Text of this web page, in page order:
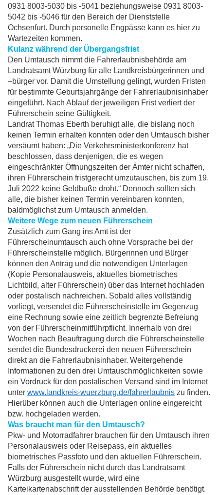
0931 8003-5030 bis -5041 beziehungsweise 0931 8003-
5042 bis -5046 für den Bereich der Dienststelle
Ochsenfurt. Durch personelle Engpässe kann es hier zu
Wartezeiten kommen.
Kulanz während der Übergangsfrist
Den Umtausch nimmt die Fahrerlaubnisbehörde am
Landratsamt Würzburg für alle Landkreisbürgerinnen und
–bürger vor. Damit die Umstellung gelingt, wurden Fristen
für bestimmte Geburtsjahrgänge der Fahrerlaubnisinhaber
eingeführt. Nach Ablauf der jeweiligen Frist verliert der
Führerschein seine Gültigkeit.
Landrat Thomas Eberth beruhigt alle, die bislang noch
keinen Termin erhalten konnten oder den Umtausch bisher
versäumt haben: „Die Verkehrsministerkonferenz hat
beschlossen, dass denjenigen, die es wegen
eingeschränkter Öffnungszeiten der Ämter nicht schaffen,
ihren Führerschein fristgerecht umzutauschen, bis zum 19.
Juli 2022 keine Geldbuße droht.“ Dennoch sollten sich
alle, die bisher keinen Termin vereinbaren konnten,
baldmöglichst zum Umtausch anmelden.
Weitere Wege zum neuen Führerschein
Zusätzlich zum Gang ins Amt ist der
Führerscheinumtausch auch ohne Vorsprache bei der
Führerscheinstelle möglich. Bürgerinnen und Bürger
können den Antrag und die notwendigen Unterlagen
(Kopie Personalausweis, aktuelles biometrisches
Lichtbild, alter Führerschein) über das Internet hochladen
oder postalisch nachreichen. Sobald alles vollständig
vorliegt, versendet die Führerscheinstelle im Gegenzug
eine Rechnung sowie eine zeitlich begrenzte Befreiung
von der Führerscheinmitführpflicht. Innerhalb von drei
Wochen nach Beauftragung durch die Führerscheinstelle
sendet die Bundesdruckerei den neuen Führerschein
direkt an die Fahrerlaubnisinhaber. Weitergehende
Informationen zu den drei Umtauschmöglichkeiten sowie
ein Vordruck für den postalischen Versand sind im Internet
unter www.landkreis-wuerzburg.de/fahrerlaubnis zu finden.
Hierüber können auch die Unterlagen online eingereicht
bzw. hochgeladen werden.
Was braucht man für den Umtausch?
Pkw- und Motorradfahrer brauchen für den Umtausch ihren
Personalausweis oder Reisepass, ein aktuelles
biometrisches Passfoto und den aktuellen Führerschein.
Falls der Führerschein nicht durch das Landratsamt
Würzburg ausgestellt wurde, wird eine
Karteikartenabschrift der ausstellenden Behörde benötigt.